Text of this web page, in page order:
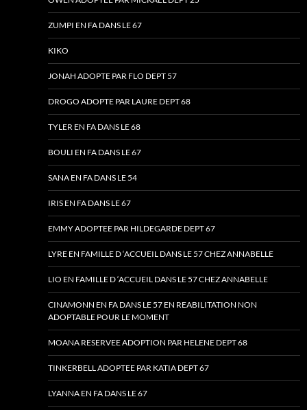
ZUMPI EN FA DANS LE 67
KIKO
JONAH ADOPTE PAR FLO DEPT 57
DROGO ADOPTE PAR LAURE DEPT 68
TYLER EN FA DANS LE 68
BOULI EN FA DANS LE 67
SANA EN FA DANS LE 54
IRIS EN FA DANS LE 67
EMMY ADOPTEE PAR HILDEGARDE DEPT 67
LYRE EN FAMILLE D ‘ACCUEIL DANS LE 57 CHEZ ANNABELLE
LIO EN FAMILLE D ‘ACCUEIL DANS LE 57 CHEZ ANNABELLE
CINAMONN EN FA DANS LE 57 EN REABILITATION NON
ADOPTABLE POUR LE MOMENT
MOANA RESERVEE ADOPTION PAR HELENE DEPT 68
TINKERBELL ADOPTEE PAR KATIA DEPT 67
LYANNA EN FA DANS LE 67